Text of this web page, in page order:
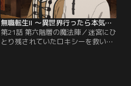
無職転生II ～異世界行ったら本気だす～（第2クール） 第21話
第21話 第六階層の魔法陣／迷宮にひ
とり残されていたロキシーを救い出